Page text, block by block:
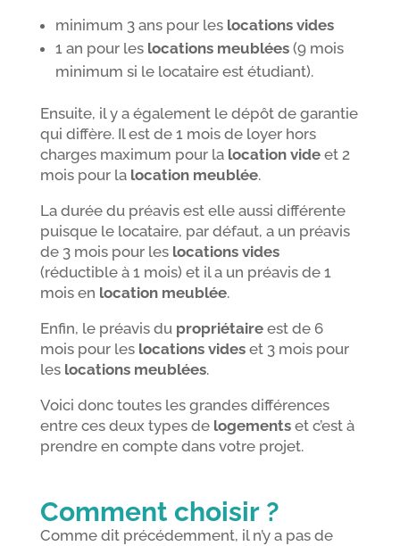
minimum 3 ans pour les locations vides
1 an pour les locations meublées(9 mois
minimum si le locataire est étudiant).
Ensuite, il y a également le dépôt de garantie
qui diffère. Il est de 1 mois de loyer hors
charges maximum pour la location videet 2
mois pour la location meublée.
La durée du préavis est elle aussi différente
puisque le locataire, par défaut, a un préavis
de 3 mois pour les locations vides
(réductible à 1 mois) et il a un préavis de 1
mois en location meublée.
Enfin, le préavis du propriétaire est de 6
mois pour les locations videset 3 mois pour
les locations meublées.
Voici donc toutes les grandes différences
entre ces deux types de logements et c’est à
prendre en compte dans votre projet.
Comment choisir ?
Comme dit précédemment, il n’y a pas de